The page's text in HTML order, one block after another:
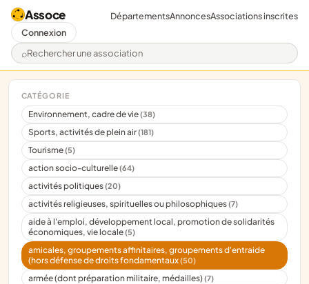
Assoce
Rechercher une association
DépartementsAnnoncesAssociations inscrites
Connexion
CATÉGORIE
Environnement, cadre de vie(38)
Sports, activités de plein air(181)
Tourisme(5)
action socio-culturelle(64)
activités politiques(20)
activités religieuses, spirituelles ou philosophiques(7)
aide à l'emploi, développement local, promotion de solidarités
économiques, vie locale(5)
amicales, groupements affinitaires, groupements d'entraide
(hors défense de droits fondamentaux(50)
armée (dont préparation militaire, médailles)(7)